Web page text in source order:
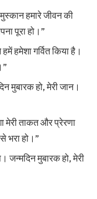
मुस्कान हमारे जीवन की
पूरा हो।”
हमेशा गर्वित किया है।
मुबारक हो, मेरी जान।
मेरी ताकत और प्रेरणा
भरा हो।”
जन्मदिन मुबारक हो, मेरी